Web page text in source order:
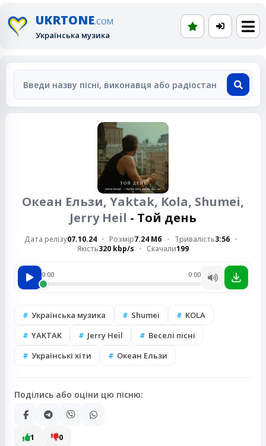
UKRTONE.COM
Українська музика
Океан Ельзи, Yaktak, Kola, Shumei,
Jerry Heil - Той день
Дата релізу07.10.24 Розмір7.24 Мб Тривалість3:56
Якість320 kbp/s Скачали199
0:00 0:00
Українська музика Shumei
KOLA
YAKTAK
Jerry Heil
Веселі пісні
Українські хіти
Океан Ельзи
Поділись або оціни цю пісню:
1 0